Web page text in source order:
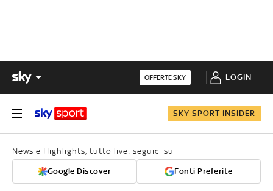
OFFERTE SKY LOGIN
SKY SPORT INSIDER
News e Highlights, tutto live: seguici su
Google Discover Fonti Preferite